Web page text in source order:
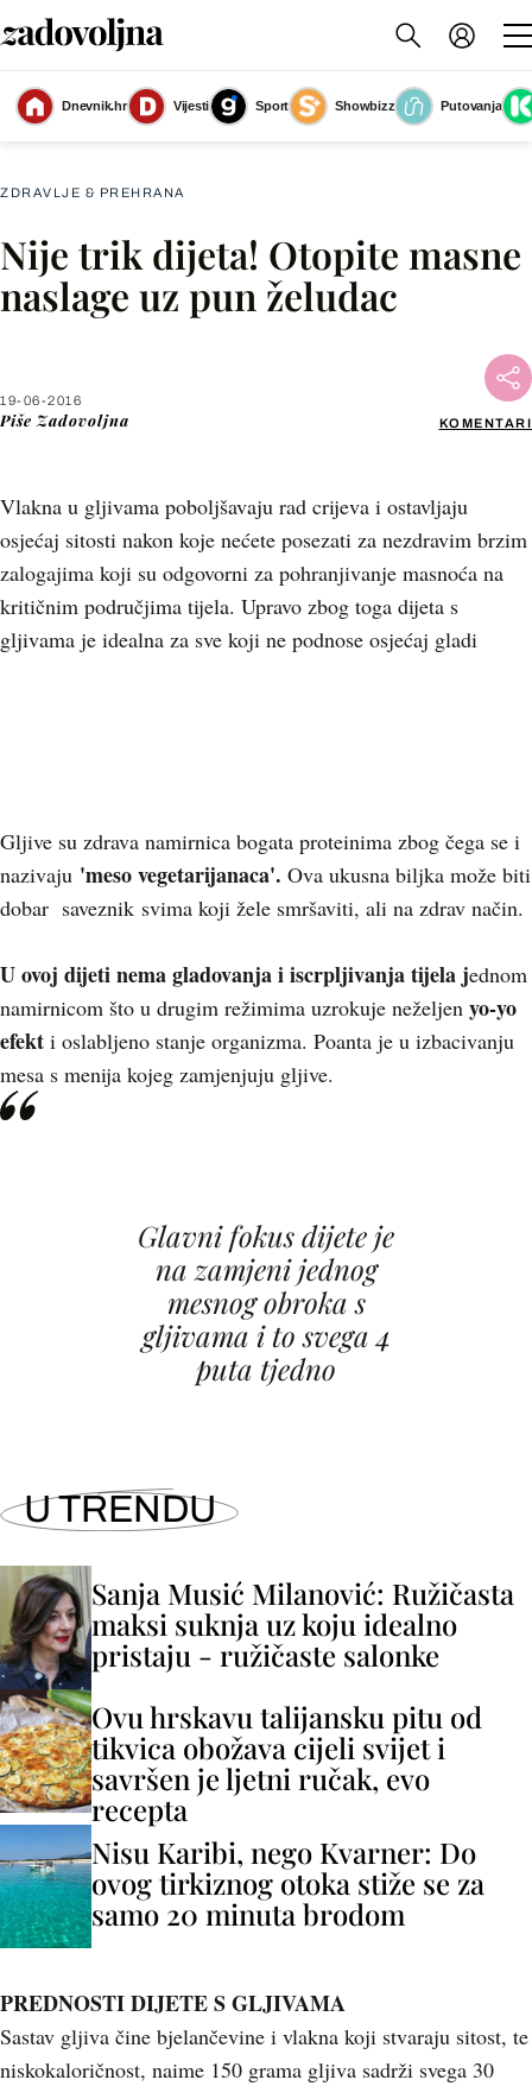
Dnevnik.hr Vijesti Sport Showbizz
Putovanja
Slika nije dostupna
ZDRAVLJE & PREHRANA
Nije trik dijeta! Otopite masne
naslage uz pun želudac
19-06-2016
Piše Zadovoljna KOMENTARI
Vlakna u gljivama poboljšavaju rad crijeva i ostavljaju
osjećaj sitosti nakon koje nećete posezati za nezdravim brzim
zalogajima koji su odgovorni za pohranjivanje masnoća na
kritičnim područjima tijela. Upravo zbog toga dijeta s
gljivama je idealna za sve koji ne podnose osjećaj gladi
Facebook
Gljive su zdrava namirnica bogata proteinima zbog čega se i
nazivaju 'meso vegetarijanaca'. Ova ukusna biljka može biti
dobar saveznik svima koji žele smršaviti, ali na zdrav način.
U ovoj dijeti nema gladovanja i iscrpljivanja tijela jednom
namirnicom što u drugim režimima uzrokuje neželjen yo-yo
efekt i oslabljeno stanje organizma. Poanta je u izbacivanju
mesa s menija kojeg zamjenjuju gljive.
Glavni fokus dijete je
na zamjeni jednog
mesnog obroka s
gljivama i to svega 4
puta tjedno
U TRENDU
Sanja Musić Milanović: Ružičasta
maksi suknja uz koju idealno
pristaju - ružičaste salonke
Ovu hrskavu talijansku pitu od
tikvica obožava cijeli svijet i
savršen je ljetni ručak, evo
recepta
Nisu Karibi, nego Kvarner: Do
ovog tirkiznog otoka stiže se za
samo 20 minuta brodom
PREDNOSTI DIJETE S GLJIVAMA
Sastav gljiva čine bjelančevine i vlakna koji stvaraju sitost, te
niskokaloričnost, naime 150 grama gljiva sadrži svega 30